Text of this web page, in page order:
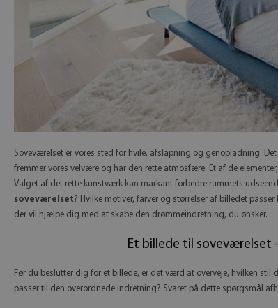
Soveværelset er vores sted for hvile, afslapning og genopladning.
fremmer vores velvære og har den rette atmosfære. Et af de
Valget af det rette kunstværk kan markant forbedre rummets
soveværelset ? Hvilke motiver, farver og størrelser af billedet
der vil hjælpe dig med at skabe den drømmeindretning, du ønsker.
Et billede til soveværelset
Før du beslutter dig for et billede, er det værd at overveje, hvilken
passer til den overordnede indretning? Svaret på dette spørgsmål